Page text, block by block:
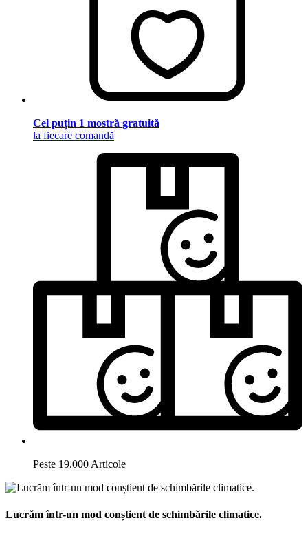
Cel puțin 1 mostră gratuită
la fiecare comandă
Peste 19.000 Articole
Lucrăm într-un mod conștient de schimbările climatice.